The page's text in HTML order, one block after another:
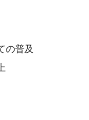
の普及